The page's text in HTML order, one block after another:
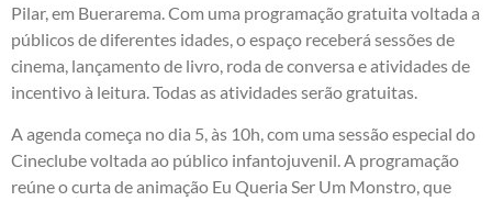
Pilar, em Buerarema. Com uma programação gratuita voltada a
públicos de diferentes idades, o espaço receberá sessões de
cinema, lançamento de livro, roda de conversa e atividades de
incentivo à leitura. Todas as atividades serão gratuitas.
A agenda começa no dia 5, às 10h, com uma sessão especial do
Cineclube voltada ao público infantojuvenil. A programação
reúne o curta de animação Eu Queria Ser Um Monstro, que